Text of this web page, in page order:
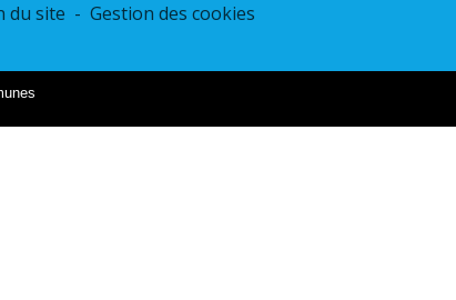
du site - Gestion des cookies